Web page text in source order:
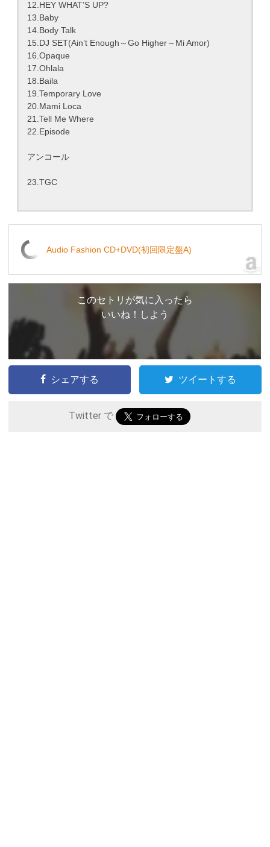
12.HEY WHAT’S UP?
13.Baby
14.Body Talk
15.DJ SET(Ain’t Enough～Go Higher～Mi Amor)
16.Opaque
17.Ohlala
18.Baila
19.Temporary Love
20.Mami Loca
21.Tell Me Where
22.Episode
アンコール
23.TGC
Audio Fashion CD+DVD(初回限定盤A)
このセトリが気に入ったら
いいね！しよう
シェアする ツイートする
Twitter で